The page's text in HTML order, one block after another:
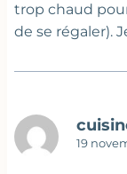
trop chaud
de se régaler).
19